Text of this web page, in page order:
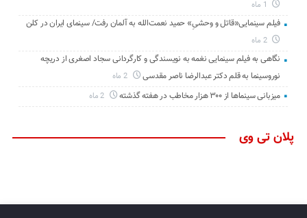
فیلم سینمایی«قاتل و وحشیِ» حمید نعمت‌الله به آلمان رفت/ سینمای ایران در کلن
2 ماه
نگاهی به فیلم سینمایی نغمه به نویسندگی و کارگردانی سجاد اصغری از دریچه
نوروسینما به قلم دکتر عبدالرضا ناصر مقدسی
2 ماه
میزبانی سینماها از ۳۰۰ هزار مخاطب در هفته گذشته 2 ماه
پلان تی وی